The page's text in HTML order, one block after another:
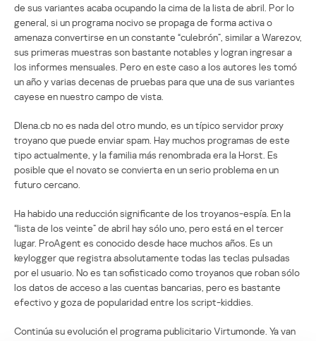
de sus variantes acaba ocupando la cima de la lista de abril. Por lo
general, si un programa nocivo se propaga de forma activa o
amenaza convertirse en un constante “culebrón”, similar a Warezov,
sus primeras muestras son bastante notables y logran ingresar a
los informes mensuales. Pero en este caso a los autores les tomó
un año y varias decenas de pruebas para que una de sus variantes
cayese en nuestro campo de vista.
Dlena.cb no es nada del otro mundo, es un típico servidor proxy
troyano que puede enviar spam. Hay muchos programas de este
tipo actualmente, y la familia más renombrada era la Horst. Es
posible que el novato se convierta en un serio problema en un
futuro cercano.
Ha habido una reducción significante de los troyanos-espía. En la
“lista de los veinte” de abril hay sólo uno, pero está en el tercer
lugar. ProAgent es conocido desde hace muchos años. Es un
keylogger que registra absolutamente todas las teclas pulsadas
por el usuario. No es tan sofisticado como troyanos que roban sólo
los datos de acceso a las cuentas bancarias, pero es bastante
efectivo y goza de popularidad entre los script-kiddies.
Continúa su evolución el programa publicitario Virtumonde. Ya van